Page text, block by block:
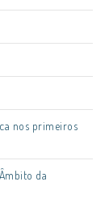
nos primeiros
da